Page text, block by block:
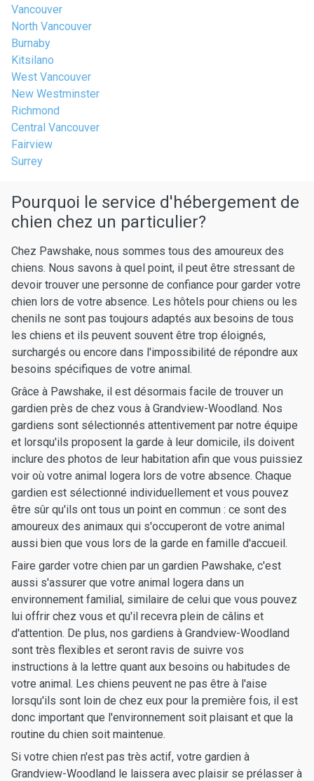
Vancouver
North Vancouver
Burnaby
Kitsilano
West Vancouver
New Westminster
Richmond
Central Vancouver
Fairview
Surrey
Pourquoi le service d'hébergement de
chien chez un particulier?
Chez Pawshake, nous sommes tous des amoureux des
chiens. Nous savons à quel point, il peut être stressant de
devoir trouver une personne de confiance pour garder votre
chien lors de votre absence. Les hôtels pour chiens ou les
chenils ne sont pas toujours adaptés aux besoins de tous
les chiens et ils peuvent souvent être trop éloignés,
surchargés ou encore dans l'impossibilité de répondre aux
besoins spécifiques de votre animal.
Grâce à Pawshake, il est désormais facile de trouver un
gardien près de chez vous à Grandview-Woodland. Nos
gardiens sont sélectionnés attentivement par notre équipe
et lorsqu'ils proposent la garde à leur domicile, ils doivent
inclure des photos de leur habitation afin que vous puissiez
voir où votre animal logera lors de votre absence. Chaque
gardien est sélectionné individuellement et vous pouvez
être sûr qu'ils ont tous un point en commun : ce sont des
amoureux des animaux qui s'occuperont de votre animal
aussi bien que vous lors de la garde en famille d'accueil.
Faire garder votre chien par un gardien Pawshake, c'est
aussi s'assurer que votre animal logera dans un
environnement familial, similaire de celui que vous pouvez
lui offrir chez vous et qu'il recevra plein de câlins et
d'attention. De plus, nos gardiens à Grandview-Woodland
sont très flexibles et seront ravis de suivre vos
instructions à la lettre quant aux besoins ou habitudes de
votre animal. Les chiens peuvent ne pas être à l'aise
lorsqu'ils sont loin de chez eux pour la première fois, il est
donc important que l'environnement soit plaisant et que la
routine du chien soit maintenue.
Si votre chien n'est pas très actif, votre gardien à
Grandview-Woodland le laissera avec plaisir se prélasser à